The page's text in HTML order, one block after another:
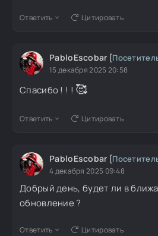
Ответить Цитировать
PabloEscobar [
15 декабря 2025 20:58
Спасибо ! ! ! 🥰
Ответить Цитировать
PabloEscobar [
4 декабря 2025 09:48
Добрый день, будет ли в
обновление ?
Ответить Цитировать